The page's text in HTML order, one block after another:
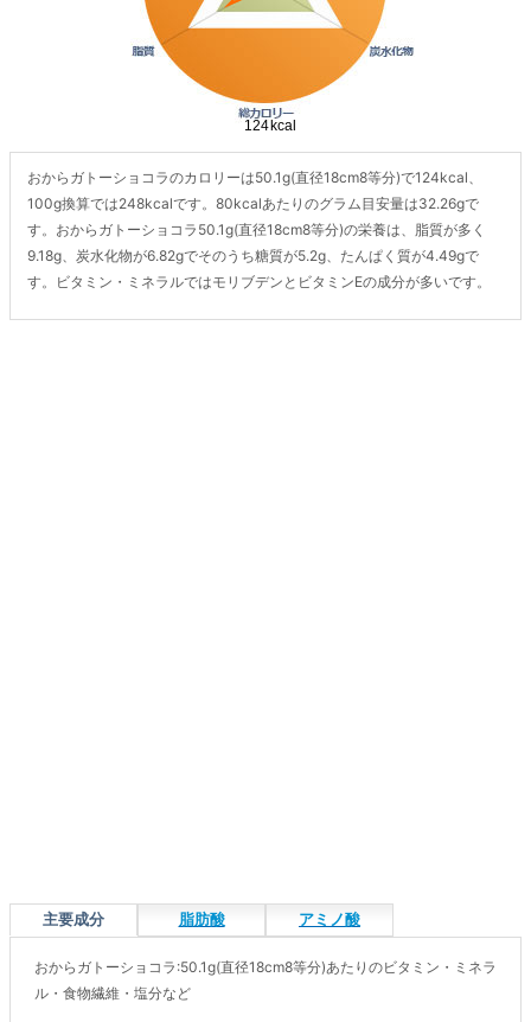
おからガトーショコラのカロリーは50.1g(直径18cm8等分)で124kcal、
100g換算では248kcalです。80kcalあたりのグラム目安量は32.26gで
す。おからガトーショコラ50.1g(直径18cm8等分)の栄養は、脂質が多く
9.18g、炭水化物が6.82gでそのうち糖質が5.2g、たんぱく質が4.49gで
す。ビタミン・ミネラルではモリブデンとビタミンEの成分が多いです。
主要成分 脂肪酸 アミノ酸
おからガトーショコラ:50.1g(直径18cm8等分)あたりのビタミン・ミネラ
ル・食物繊維・塩分など